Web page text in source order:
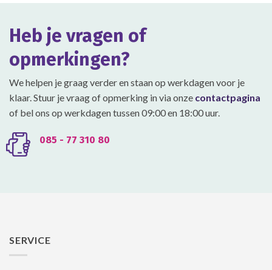
worden
de
Heb je vragen of
opmerkingen?
We helpen je graag verder en staan op werkdagen voor je
klaar. Stuur je vraag of opmerking in via onze contactpagina
of bel ons op werkdagen tussen 09:00 en 18:00 uur.
085 - 77 310 80
SERVICE